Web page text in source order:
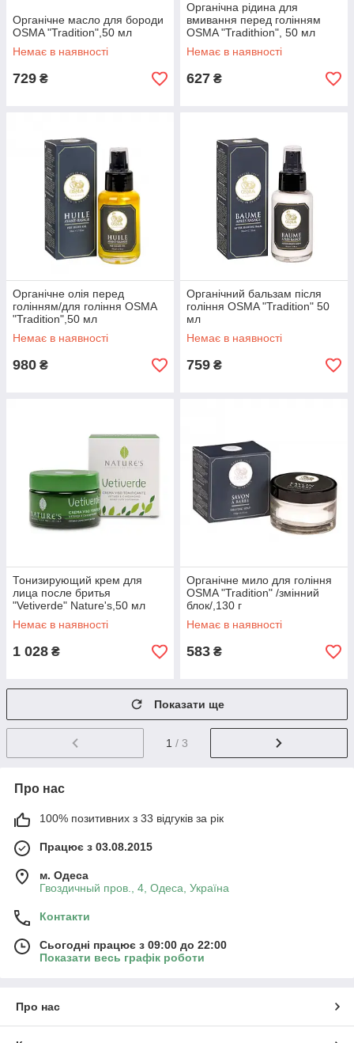
Органічне масло для бороди
OSMA "Tradition",50 мл
Немає в наявності
729 ₴
Органічна рідина для
вмивання перед голінням
OSMA "Tradithion", 50 мл
Немає в наявності
627 ₴
Органічне олія перед
голінням/для гоління OSMA
"Tradition",50 мл
Немає в наявності
980 ₴
Органічний бальзам після
гоління OSMA "Tradition" 50
мл
Немає в наявності
759 ₴
Тонизирующий крем для
лица после бритья
"Vetiverde" Nature's,50 мл
Немає в наявності
1 028 ₴
Органічне мило для гоління
OSMA "Tradition" /змінний
блок/,130 г
Немає в наявності
583 ₴
Показати ще
1 / 3
Про нас
100% позитивних з 33 відгуків за рік
Працює з 03.08.2015
м. Одеса
Гвоздичный пров., 4, Одеса, Україна
Контакти
Сьогодні працює з 09:00 до 22:00
Показати весь графік роботи
Про нас